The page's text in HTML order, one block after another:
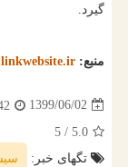
گیرد.
منبع: linkwebsite.ir
1399/06/02
5.0
/ 5
تگهای خبر: